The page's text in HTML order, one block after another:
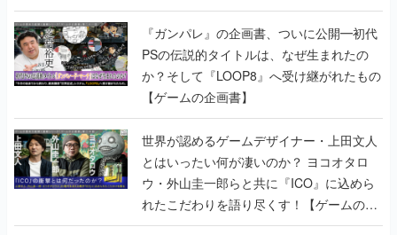
書】
『ガンパレ』の企画書、ついに公開━初代
PSの伝説的タイトルは、なぜ生まれたの
か？そして『LOOP8』へ受け継がれたもの
【ゲームの企画書】
世界が認めるゲームデザイナー・上田文人
とはいったい何が凄いのか？ ヨコオタロ
ウ・外山圭一郎らと共に『ICO』に込めら
れたこだわりを語り尽くす！【ゲームの企
画書】